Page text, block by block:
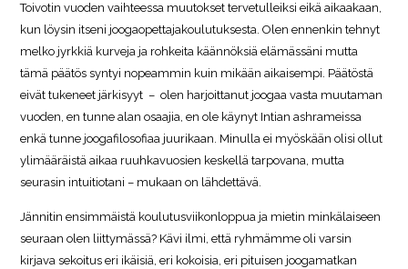
Toivotin vuoden vaihteessa muutokset tervetulleiksi eikä aikaakaan,
kun löysin itseni joogaopettajakoulutuksesta. Olen ennenkin tehnyt
melko jyrkkiä kurveja ja rohkeita käännöksiä elämässäni mutta
tämä päätös syntyi nopeammin kuin mikään aikaisempi. Päätöstä
eivät tukeneet järkisyyt – olen harjoittanut joogaa vasta muutaman
vuoden, en tunne alan osaajia, en ole käynyt Intian ashrameissa
enkä tunne joogafilosofiaa juurikaan. Minulla ei myöskään olisi ollut
ylimääräistä aikaa ruuhkavuosien keskellä tarpovana, mutta
seurasin intuitiotani – mukaan on lähdettävä.
Jännitin ensimmäistä koulutusviikonloppua ja mietin minkälaiseen
seuraan olen liittymässä? Kävi ilmi, että ryhmämme oli varsin
kirjava sekoitus eri ikäisiä, eri kokoisia, eri pituisen joogamatkan